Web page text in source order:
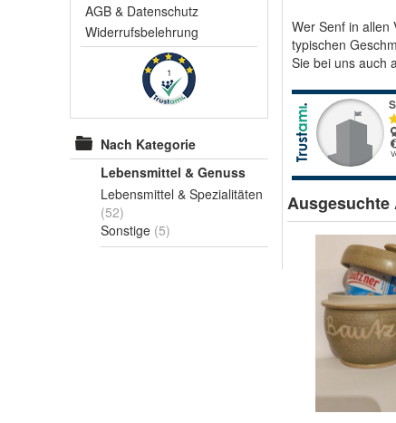
AGB & Datenschutz
Widerrufsbelehrung
1
Nach Kategorie
Lebensmittel & Genuss
Lebensmittel & Spezialitäten
(52)
Sonstige (5)
Wer Senf in allen
typischen
Sie bei uns auch
Ausgesuchte